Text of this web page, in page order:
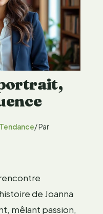
/ Par
de Joanna
mêlant passion,